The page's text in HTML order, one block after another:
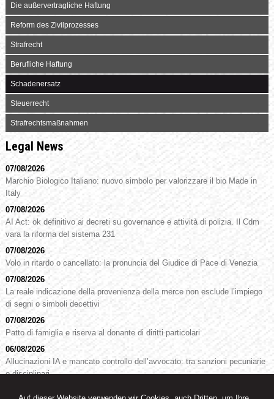
Die außervertragliche Haftung
Reform des Zivilprozesses
Strafrecht
Berufliche Haftung
Schadenersatz
Steuerrecht
Strafrechtsmaßnahmen
Legal News
07/08/2026
Marchio Biologico Italiano: nuovo simbolo per valorizzare il bio Made in
Italy
07/08/2026
AI Act: ok definitivo ai decreti su governance e attività di polizia. Il Cdm
vara la riforma del sistema 231
07/08/2026
Volo in ritardo o cancellato: la pronuncia del Giudice di Pace di Venezia
07/08/2026
La reale indicazione della provenienza della merce non esclude l’impiego
di segni o simboli decettivi
07/08/2026
Patto di famiglia e riserva al donante di diritti particolari
06/08/2026
Allucinazioni IA e mancato controllo dell’avvocato: tra sanzioni pecuniarie
e disciplinari